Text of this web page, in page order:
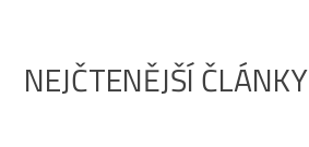
NEJČTENĚJŠÍ ČLÁNKY